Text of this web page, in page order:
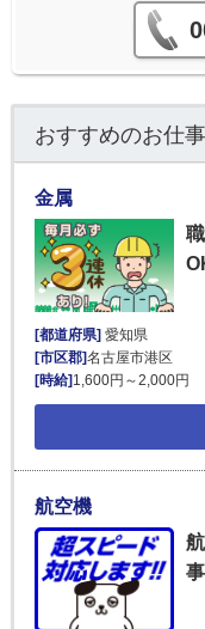
おすすめのお仕事
金属
[都道府県] 愛知県
[市区郡]名古屋市港区
[時給] 1,600円～2,000円
航空機